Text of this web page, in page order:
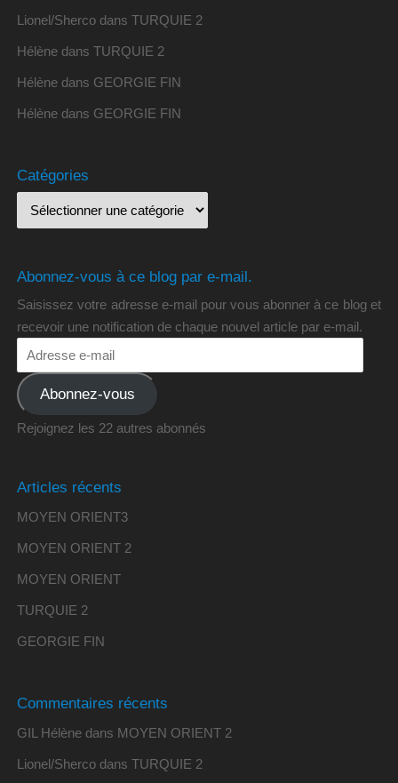
Lionel/Shercodans TURQUIE 2
Hélènedans TURQUIE 2
Hélènedans GEORGIE FIN
Hélènedans GEORGIE FIN
Catégories
Abonnez-vous à ce blog par e-mail.
Saisissez votre adresse e-mail pour vous abonner à ce blog et
recevoir une notification de chaque nouvel article par e-mail.
Abonnez-vous
Rejoignez les 22 autres abonnés
Articles récents
MOYEN ORIENT3
MOYEN ORIENT 2
MOYEN ORIENT
TURQUIE 2
GEORGIE FIN
Commentaires récents
GIL Hélènedans MOYEN ORIENT 2
Lionel/Shercodans TURQUIE 2